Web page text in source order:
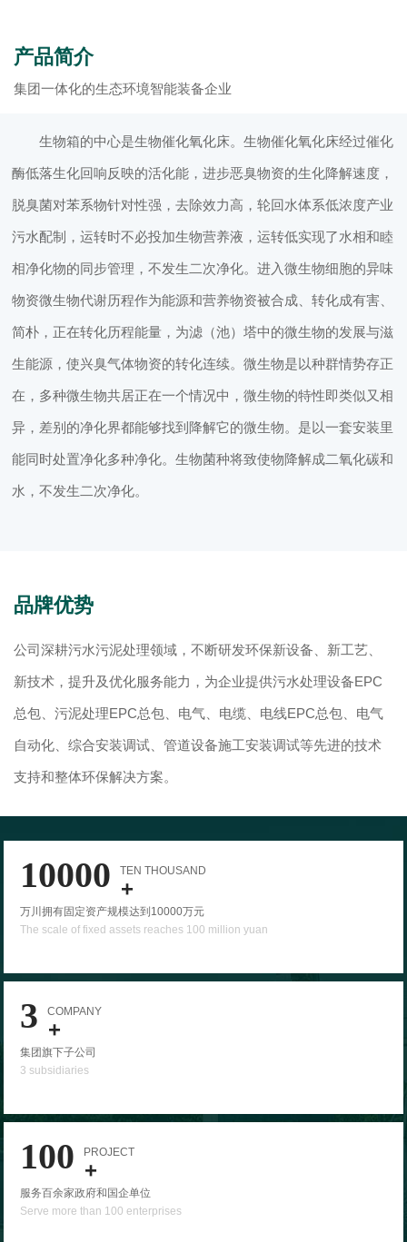
产品简介
集团一体化的生态环境智能装备企业
生物箱的中心是生物催化氧化床。生物催化氧化床经过催化
酶低落生化回响反映的活化能，进步恶臭物资的生化降解速度，
脱臭菌对苯系物针对性强，去除效力高，轮回水体系低浓度产业
污水配制，运转时不必投加生物营养液，运转低实现了水相和睦
相净化物的同步管理，不发生二次净化。进入微生物细胞的异味
物资微生物代谢历程作为能源和营养物资被合成、转化成有害、
简朴，正在转化历程能量，为滤（池）塔中的微生物的发展与滋
生能源，使兴臭气体物资的转化连续。微生物是以种群情势存正
在，多种微生物共居正在一个情况中，微生物的特性即类似又相
异，差别的净化界都能够找到降解它的微生物。是以一套安装里
能同时处置净化多种净化。生物菌种将致使物降解成二氧化碳和
水，不发生二次净化。
品牌优势
公司深耕污水污泥处理领域，不断研发环保新设备、新工艺、
新技术，提升及优化服务能力，为企业提供污水处理设备EPC
总包、污泥处理EPC总包、电气、电缆、电线EPC总包、电气
自动化、综合安装调试、管道设备施工安装调试等先进的技术
支持和整体环保解决方案。
10000 +
TEN THOUSAND
万川拥有固定资产规模达到10000万元
The scale of fixed assets reaches 100 million yuan
3 +
COMPANY
集团旗下子公司
3 subsidiaries
100 +
PROJECT
服务百余家政府和国企单位
Serve more than 100 enterprises